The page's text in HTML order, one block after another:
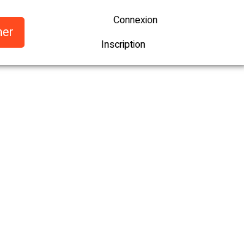
Connexion
Inscription